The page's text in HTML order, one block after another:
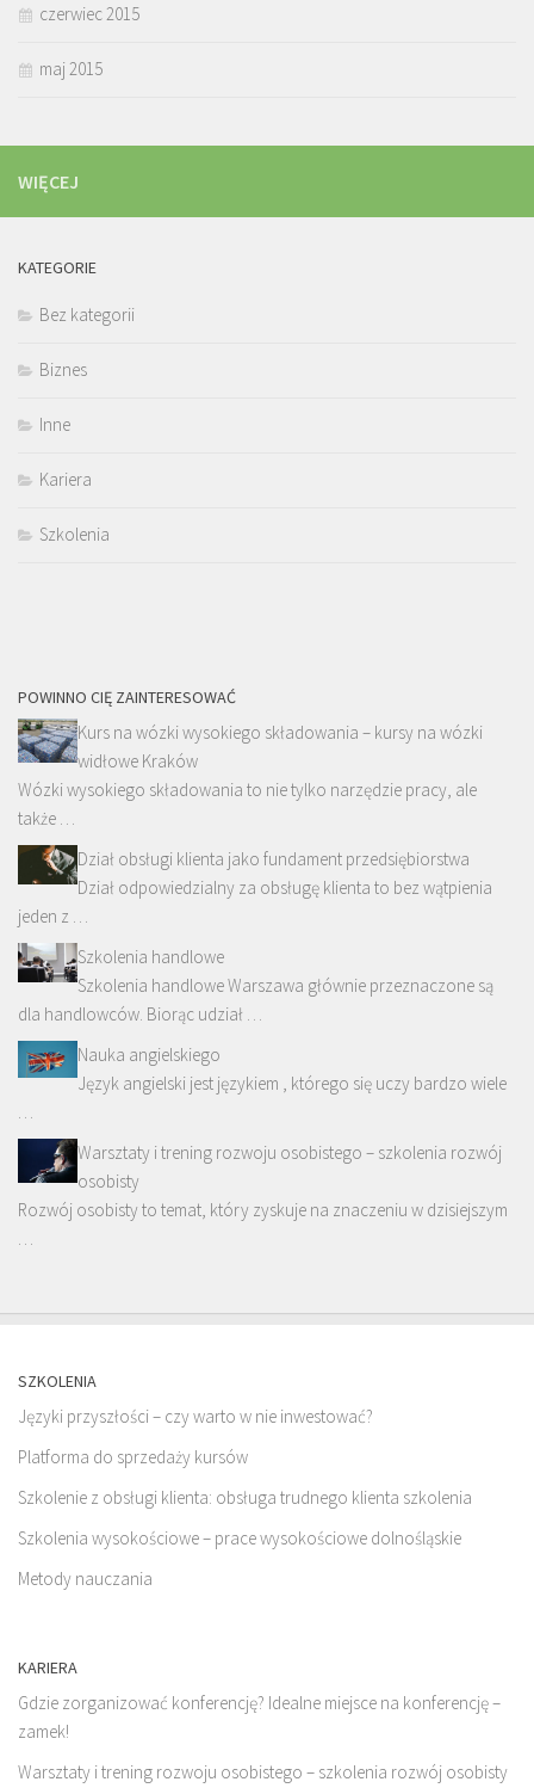
czerwiec 2015
maj 2015
WIĘCEJ
KATEGORIE
Bez kategorii
Biznes
Inne
Kariera
Szkolenia
POWINNO CIĘ ZAINTERESOWAĆ
Kurs na wózki wysokiego składowania – kursy na wózki
widłowe Kraków
Wózki wysokiego składowania to nie tylko narzędzie pracy, ale
także …
Dział obsługi klienta jako fundament przedsiębiorstwa
Dział odpowiedzialny za obsługę klienta to bez wątpienia
jeden z …
Szkolenia handlowe
Szkolenia handlowe Warszawa głównie przeznaczone są
dla handlowców. Biorąc udział …
Nauka angielskiego
Język angielski jest językiem , którego się uczy bardzo wiele
…
Warsztaty i trening rozwoju osobistego – szkolenia rozwój
osobisty
Rozwój osobisty to temat, który zyskuje na znaczeniu w dzisiejszym
…
SZKOLENIA
Języki przyszłości – czy warto w nie inwestować?
Platforma do sprzedaży kursów
Szkolenie z obsługi klienta: obsługa trudnego klienta szkolenia
Szkolenia wysokościowe – prace wysokościowe dolnośląskie
Metody nauczania
KARIERA
Gdzie zorganizować konferencję? Idealne miejsce na konferencję –
zamek!
Warsztaty i trening rozwoju osobistego – szkolenia rozwój osobisty